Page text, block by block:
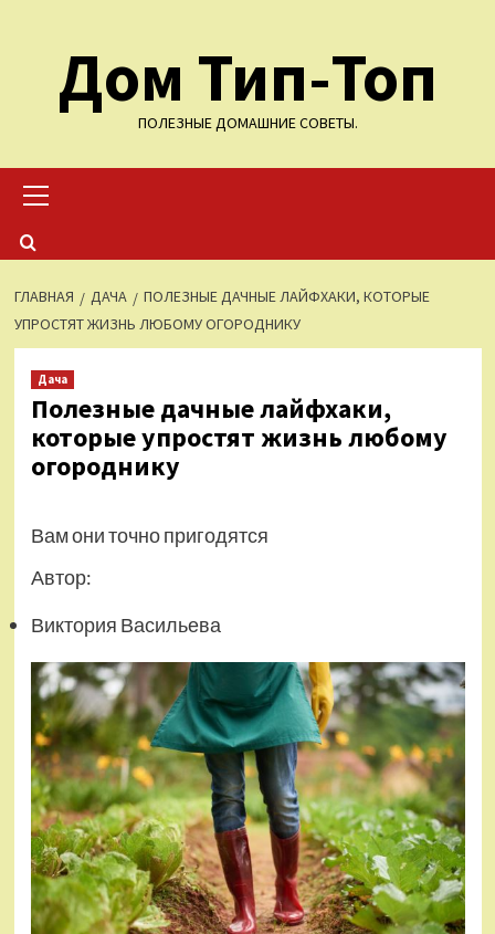
содержимомуДом Тип-Топ
ПОЛЕЗНЫЕ ДОМАШНИЕ СОВЕТЫ.
меню
ГЛАВНАЯ ДАЧА
ПОЛЕЗНЫЕ ДАЧНЫЕ ЛАЙФХАКИ, КОТОРЫЕ
УПРОСТЯТ ЖИЗНЬ ЛЮБОМУ ОГОРОДНИКУ
Дача
Полезные дачные лайфхаки,
которые упростят жизнь любому
огороднику
Вам они точно пригодятся
Автор:
Виктория Васильева